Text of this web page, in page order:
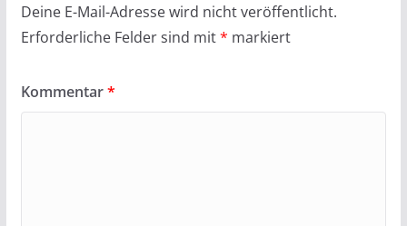
Deine E-Mail-Adresse wird nicht veröffentlicht.
Erforderliche Felder sind mit* markiert
Kommentar*